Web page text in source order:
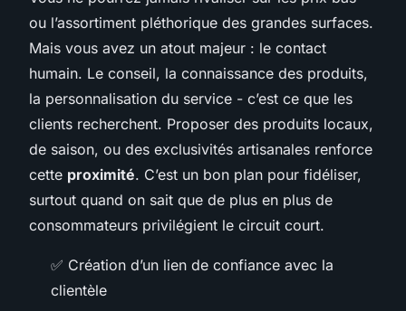
ou l’assortiment pléthorique des grandes surfaces.
Mais vous avez un atout majeur : le contact
humain. Le conseil, la connaissance des produits,
la personnalisation du service - c’est ce que les
clients recherchent. Proposer des produits locaux,
de saison, ou des exclusivités artisanales renforce
cette proximité. C’est un bon plan pour fidéliser,
surtout quand on sait que de plus en plus de
consommateurs privilégient le circuit court.
✅ Création d’un lien de confiance avec la
clientèle